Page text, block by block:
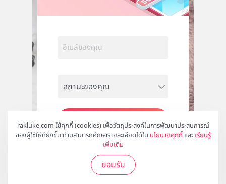
rakluke.com ใช้คุกกี้ (cookies) เพื่อวัตถุประสงค์ในการพัฒนาประสบการณ์
ของผู้ใช้ให้ดียิ่งขึ้น ท่านสามารถศึกษารายละเอียดได้ใน นโยบายคุกกี้ และ เรียนรู้
เพิ่มเติม
ยอมรับ
สมัคร
ติดตามเราได้ที่